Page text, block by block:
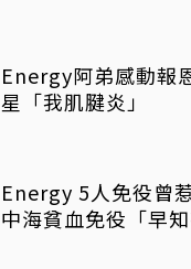
Energy阿弟感動報
星「我肌腱炎」
Energy 5人免役曾
中海貧血免役「早知